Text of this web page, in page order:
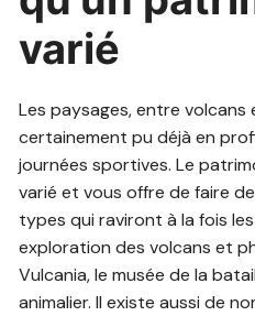
varié
Les paysages, entre
certainement pu déjà en
journées sportives. Le
varié et vous offre de faire
types qui raviront à la fois
exploration des volcans et
Vulcania, le musée de la
animalier. Il existe aussi de